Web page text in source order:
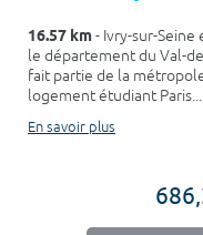
16.57 km- Ivry-sur-
le département du Val-
fait partie de la
logement étudiant Paris...
En savoir plus